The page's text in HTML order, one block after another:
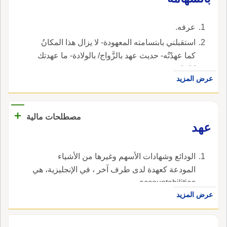
عرفه.
استقبلني بابتسامته المعهودة- لا يزال هذا المكانُ
كما عهدْتُه- حديث عهد بالزَّواج/ بالولادة- ما عهدتك
كاذِبًا- عهدي به قريب.
عرض المزيد
مصطلحات مالية
+
عهد
الودائع وشهادات الأسهم وغيرها من الأشياء
المودعة كعهدة لدى طرف آخر ، في الإنجليزية، هي
accountabilities.
عرض المزيد